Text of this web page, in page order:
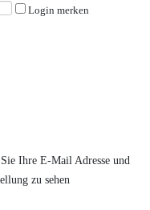
Login merken
Ihre E-Mail Adresse und
zu sehen